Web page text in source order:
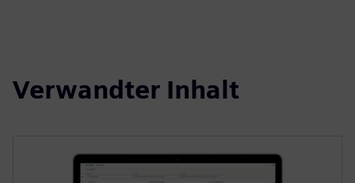
Verwandter Inhalt